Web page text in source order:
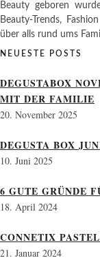
Beauty geboren
Beauty-Trends,
über alls rund ums
NEUESTE POSTS
DEGUSTABOX
MIT DER FAMILIE
20. November 2025
DEGUSTA BOX
10. Juni 2025
6 GUTE GRÜNDE
18. April 2024
CONNETIX
21. Januar 2024